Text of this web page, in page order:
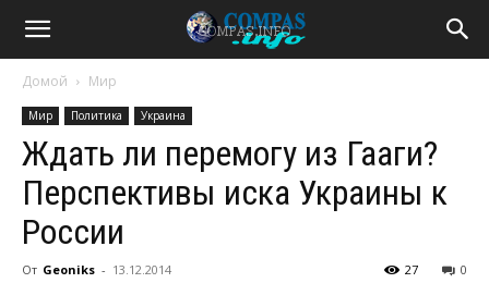
Домой Мир
Мир Политика Украина
Ждать ли перемогу из Гааги?
Перспективы иска Украины к
России
От Geoniks - 13.12.2014 0
27